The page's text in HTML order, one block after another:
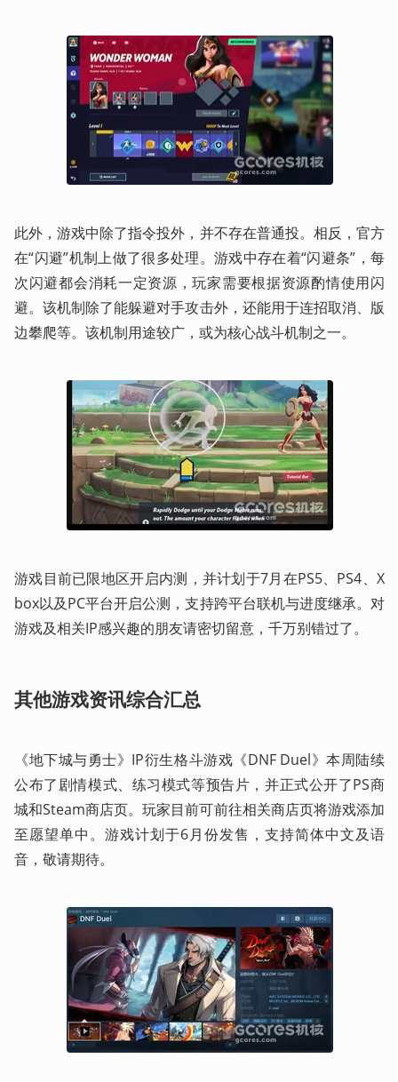
此外，游戏中除了指令投外，并不存在普通投。相反，官方
在“闪避”机制上做了很多处理。游戏中存在着“闪避条”，每
次闪避都会消耗一定资源，玩家需要根据资源酌情使用闪
避。该机制除了能躲避对手攻击外，还能用于连招取消、版
边攀爬等。该机制用途较广，或为核心战斗机制之一。
游戏目前已限地区开启内测，并计划于7月在PS5、PS4、X
box以及PC平台开启公测，支持跨平台联机与进度继承。对
游戏及相关IP感兴趣的朋友请密切留意，千万别错过了。
其他游戏资讯综合汇总
《地下城与勇士》IP衍生格斗游戏《DNF Duel》本周陆续
公布了剧情模式、练习模式等预告片，并正式公开了PS商
城和Steam商店页。玩家目前可前往相关商店页将游戏添加
至愿望单中。游戏计划于6月份发售，支持简体中文及语
音，敬请期待。